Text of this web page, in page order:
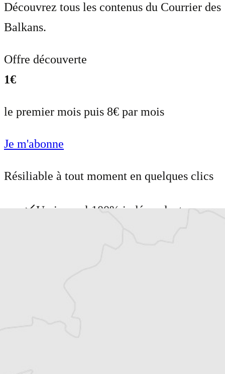
Découvrez tous les contenus du Courrier des
Balkans.
Offre découverte
1€
le premier mois puis 8€ par mois
Je m'abonne
Résiliable à tout moment en quelques clics
Un journal 100% indépendant